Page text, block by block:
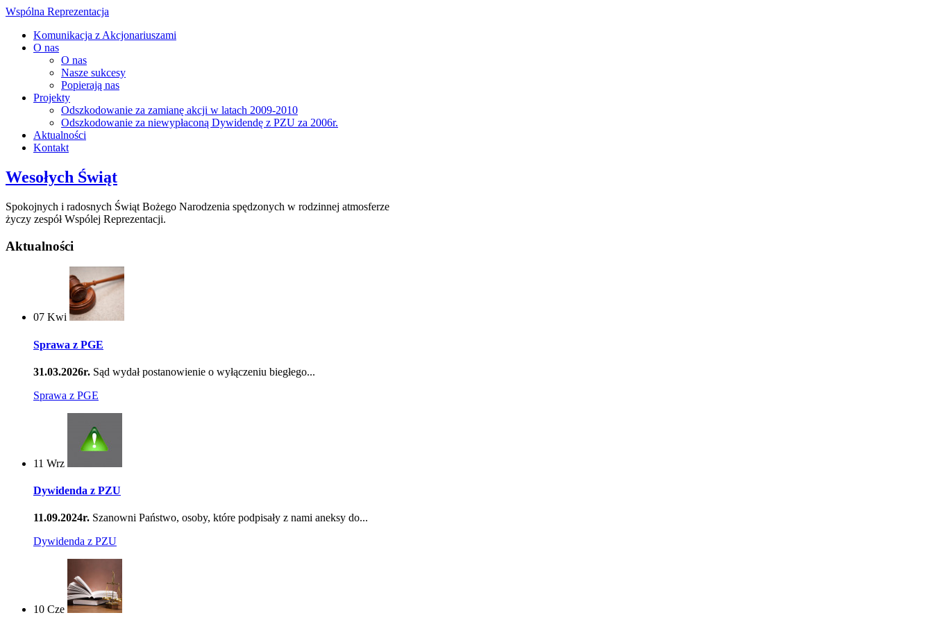
Wspólna Reprezentacja
Komunikacja z Akcjonariuszami
O nas
O nas
Nasze sukcesy
Popierają nas
Projekty
Odszkodowanie za zamianę akcji w latach 2009-2010
Odszkodowanie za niewypłaconą Dywidendę z PZU za 2006r.
Aktualności
Kontakt
Wesołych Świąt
Spokojnych i radosnych Świąt Bożego Narodzenia spędzonych w rodzinnej atmosferze
życzy zespół Wspólej Reprezentacji.
Aktualności
07 Kwi
Sprawa z PGE
31.03.2026r. Sąd wydał postanowienie o wyłączeniu biegłego...
Sprawa z PGE
11 Wrz
Dywidenda z PZU
11.09.2024r. Szanowni Państwo, osoby, które podpisały z nami aneksy do...
Dywidenda z PZU
10 Cze